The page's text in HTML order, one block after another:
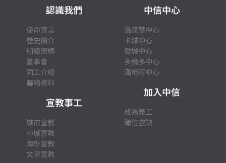
認識我們
使命宣言
歷史簡介
組織架構
董事會
同工介紹
聯絡資料
宣教事工
城市宣教
小城宣教
海外宣教
文字宣教
中信中心
溫哥華中心
卡城中心
愛城中心
多倫多中心
滿地可中心
加入中信
成為義工
職位空缺